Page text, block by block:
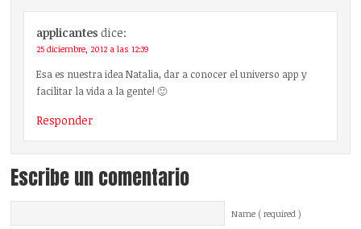
applicantes dice:
25 diciembre, 2012 a las 12:39
Esa es nuestra idea Natalia, dar a conocer el universo app y
facilitar la vida a la gente! 🙂
Responder
Escribe un comentario
Name ( required )